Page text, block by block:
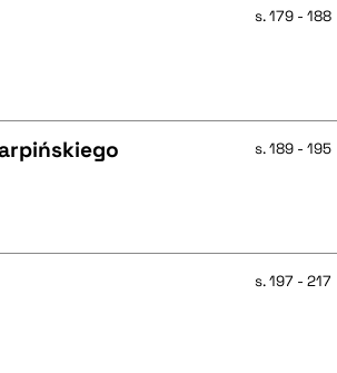
s. 179 - 188
s. 189 - 195
s. 197 - 217